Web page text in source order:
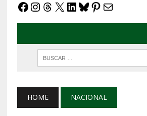
Facebook
Instagram
Threads
X LinkedIn
Bluesky
Pinterest
Correo
HOME NACIONAL